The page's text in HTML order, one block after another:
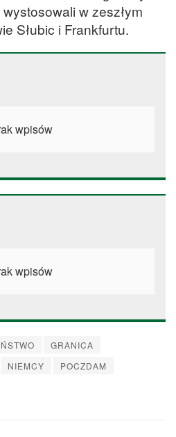
w zeszłym
Słubic i Frankfurtu.
wpisów
wpisów
GRANICA
NIEMCY
POCZDAM